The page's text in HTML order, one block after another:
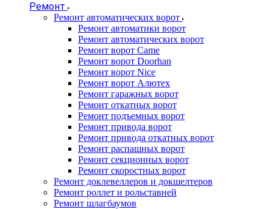
Ремонт
Ремонт автоматических ворот
Ремонт автоматики ворот
Ремонт автоматических ворот
Ремонт ворот Came
Ремонт ворот Doorhan
Ремонт ворот Nice
Ремонт ворот Алютех
Ремонт гаражных ворот
Ремонт откатных ворот
Ремонт подъемных ворот
Ремонт привода ворот
Ремонт привода откатных ворот
Ремонт распашных ворот
Ремонт секционных ворот
Ремонт скоростных ворот
Ремонт доклевеллеров и докшелтеров
Ремонт роллет и рольставней
Ремонт шлагбаумов